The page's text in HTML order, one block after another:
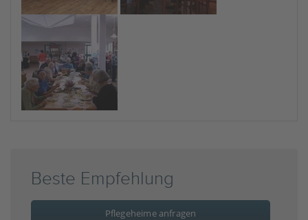
Beste Empfehlung
Pflegeheime anfragen